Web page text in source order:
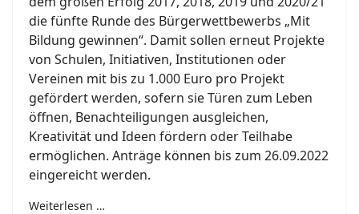
die fünfte Runde des Bürgerwettbewerbs „Mit
Bildung gewinnen“. Damit sollen erneut Projekte
von Schulen, Initiativen, Institutionen oder
Vereinen mit bis zu 1.000 Euro pro Projekt
gefördert werden, sofern sie Türen zum Leben
öffnen, Benachteiligungen ausgleichen,
Kreativität und Ideen fördern oder Teilhabe
ermöglichen. Anträge können bis zum 26.09.2022
eingereicht werden.
Weiterlesen …